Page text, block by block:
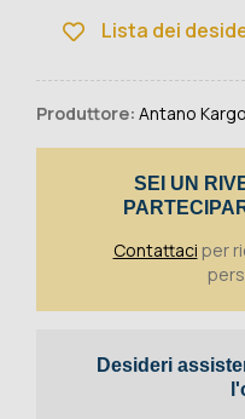
Lista dei
Produttore: Antano Kargo
SEI UN
Contattaci per
Desideri